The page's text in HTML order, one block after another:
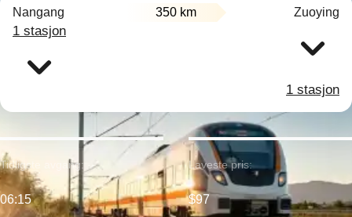
Nangang 350 km Zuoying
1 stasjon
1 stasjon
Tidligste avgang:
06:15
Laveste pris:
$97